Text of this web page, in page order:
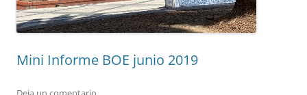
Mini Informe BOE junio 2019